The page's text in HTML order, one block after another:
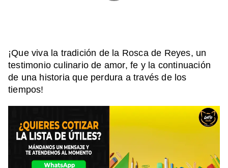
¡Que viva la tradición de la Rosca de Reyes, un
testimonio culinario de amor, fe y la continuación
de una historia que perdura a través de los
tiempos!